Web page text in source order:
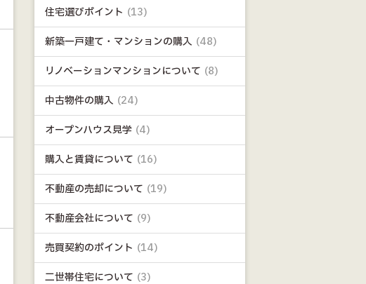
住宅選びポイント (13)
新築一戸建て・マンションの購入 (48)
リノベーションマンションについて (8)
中古物件の購入 (24)
オープンハウス見学 (4)
購入と賃貸について (16)
不動産の売却について (19)
不動産会社について (9)
売買契約のポイント (14)
二世帯住宅について (3)